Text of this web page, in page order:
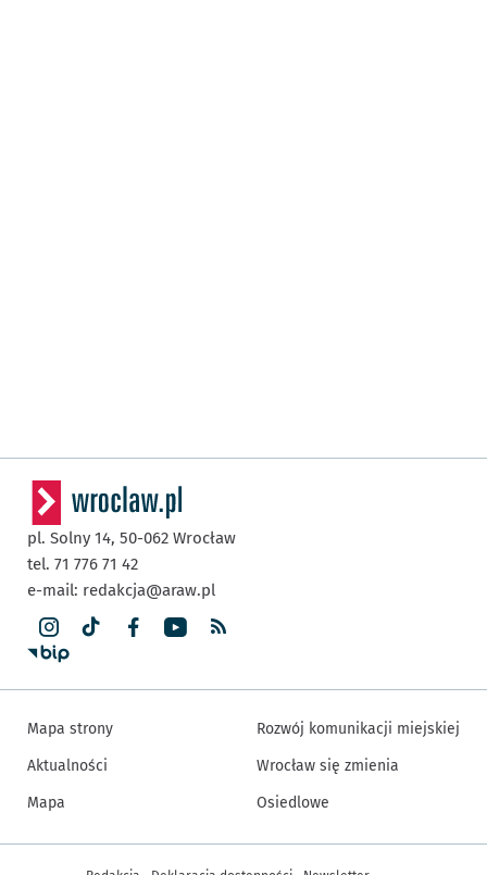
pl. Solny 14, 50-062 Wrocław
tel. 71 776 71 42
e-mail: redakcja@araw.pl
Mapa strony
Aktualności
Mapa
Rozwój komunikacji miejskiej
Wrocław się zmienia
Osiedlowe
Inne informacje